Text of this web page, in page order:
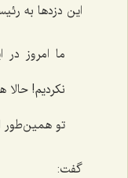
این دزدها به
ما امروز
نکردیم!
تو
گفت: